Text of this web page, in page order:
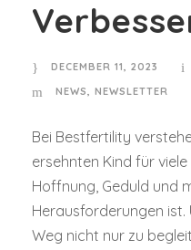
DECEMBER 11, 2023
NEWS, NEWSLETTER
Bei Bestfertility
ersehnten Kind für
Hoffnung, Geduld und
Herausforderungen ist.
Weg nicht nur zu